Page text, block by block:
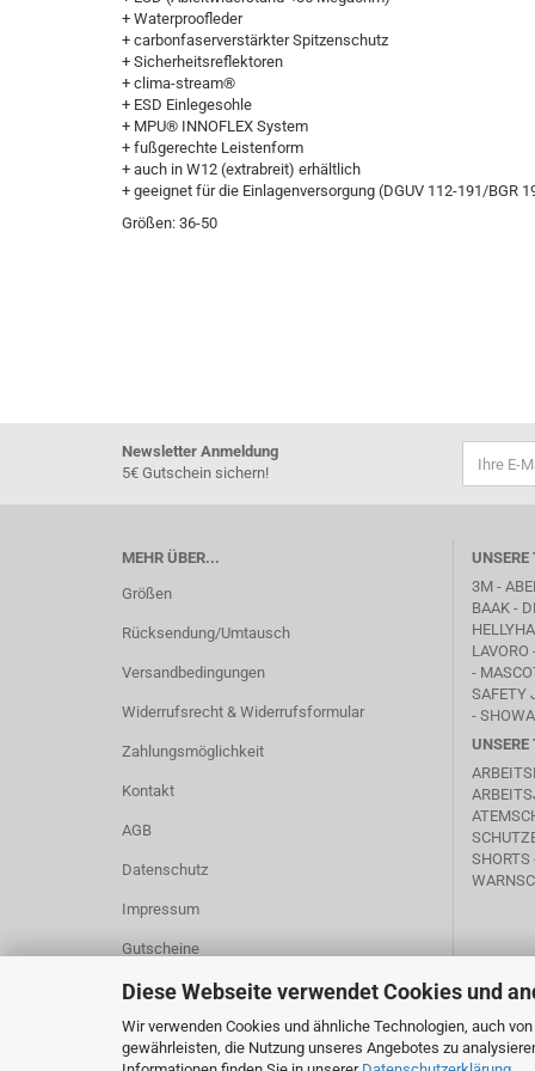
Diese Webseite verwendet Cookies und
Wir verwenden Cookies und ähnliche Technologien, auch
gewährleisten, die Nutzung unseres Angebotes zu
+ Waterproofleder
+ carbonfaserverstärkter Spitzenschutz
+ Sicherheitsreflektoren
+ clima-stream®
+ ESD Einlegesohle
+ MPU® INNOFLEX System
+ fußgerechte Leistenform
+ auch in W12 (extrabreit) erhältlich
+ geeignet für die Einlagenversorgung (DGUV 112-191/BGR
Größen: 36-50
Newsletter Anmeldung
5€ Gutschein sichern!
MEHR ÜBER...
Größen
Rücksendung/Umtausch
Versandbedingungen
Widerrufsrecht & Widerrufsformular
Zahlungsmöglichkeit
Kontakt
AGB
Datenschutz
Impressum
Gutscheine
Cookie Einstellungen
UNSERE
3M -
BAAK-
LAVORO
-
SAFETY
- SHOWA
UNSERE
SHORTS